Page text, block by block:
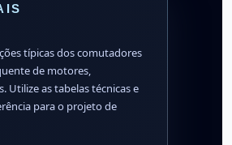
típicas dos comutadores
de motores,
Utilize as tabelas técnicas e
para o projeto de